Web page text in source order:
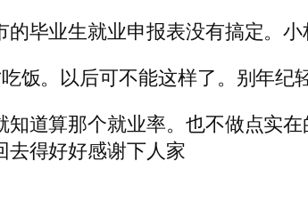
毕业生就业申报表没有搞定。
饭。以后可不能这样了。别年纪
道算那个就业率。也不做点实
去得好好感谢下人家